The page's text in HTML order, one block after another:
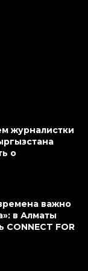
журналистки
о
важно
в Алматы
FOR